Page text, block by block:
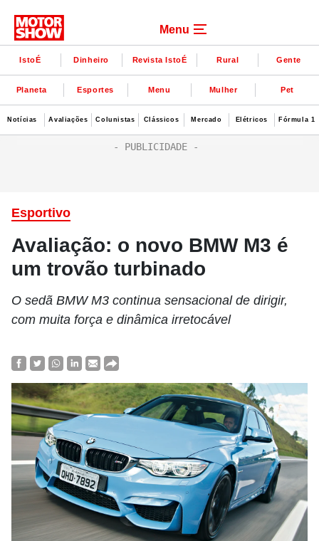
Menu
IstoÉ Dinheiro Revista IstoÉ Rural Gente
Planeta Esportes Menu Mulher Pet
Notícias Avaliações Colunistas Clássicos Mercado Elétricos Fórmula 1
Esportivo
Avaliação: o novo BMW M3 é
um trovão turbinado
O sedã BMW M3 continua sensacional de dirigir,
com muita força e dinâmica irretocável